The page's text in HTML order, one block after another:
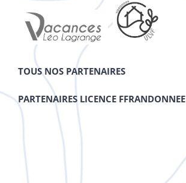
TOUS NOS PARTENAIRES
PARTENAIRES LICENCE FFRANDONNEE